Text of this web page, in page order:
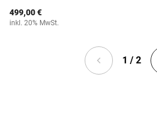
499,00 €
inkl. 20% MwSt.
1 / 2